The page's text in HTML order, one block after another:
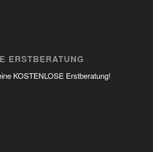
ERSTBERATUNG
KOSTENLOSE Erstberatung!